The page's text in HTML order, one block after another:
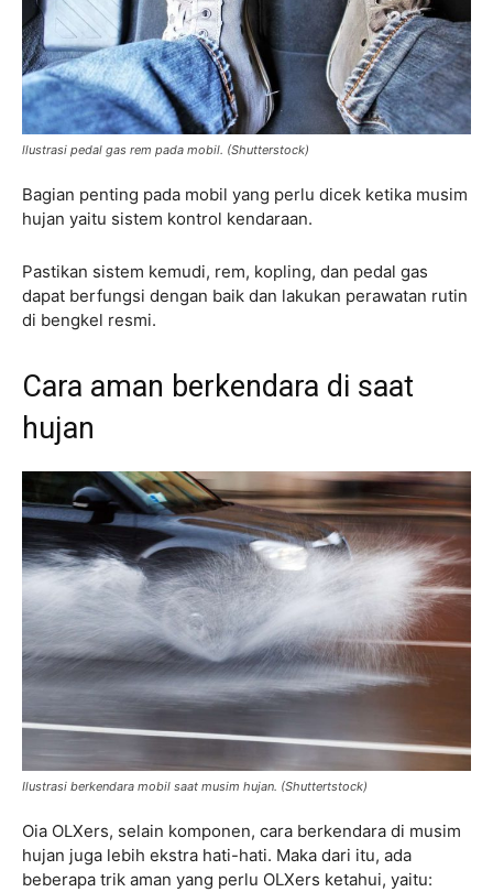
llustrasi pedal gas rem pada mobil. (Shutterstock)
Bagian penting pada mobil yang perlu dicek ketika musim
hujan yaitu sistem kontrol kendaraan.
Pastikan sistem kemudi, rem, kopling, dan pedal gas
dapat berfungsi dengan baik dan lakukan perawatan rutin
di bengkel resmi.
Cara aman berkendara di saat
hujan
Ilustrasi berkendara mobil saat musim hujan. (Shuttertstock)
Oia OLXers, selain komponen, cara berkendara di musim
hujan juga lebih ekstra hati-hati. Maka dari itu, ada
beberapa trik aman yang perlu OLXers ketahui, yaitu: